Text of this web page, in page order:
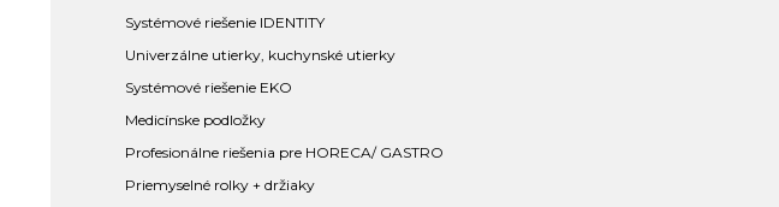
Systémové riešenie IDENTITY
Univerzálne utierky, kuchynské utierky
Systémové riešenie EKO
Medicínske podložky
Profesionálne riešenia pre HORECA/ GASTRO
Priemyselné rolky + držiaky